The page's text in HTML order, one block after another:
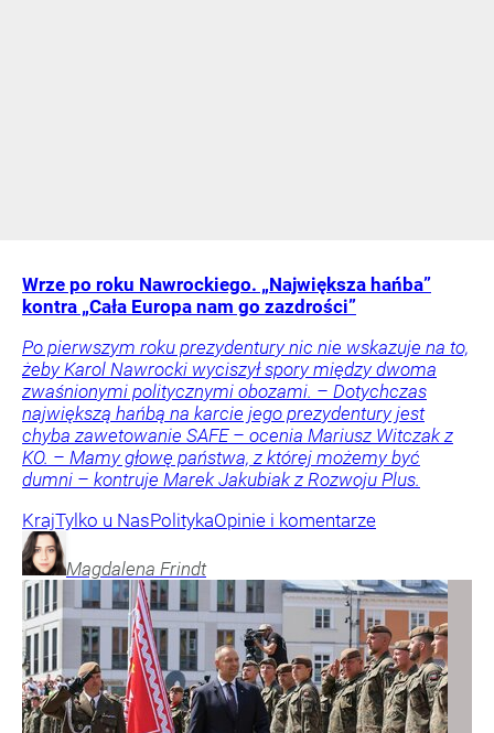
Wrze po roku Nawrockiego. „Największa hańba”
kontra „Cała Europa nam go zazdrości”
Po pierwszym roku prezydentury nic nie wskazuje na to,
żeby Karol Nawrocki wyciszył spory między dwoma
zwaśnionymi politycznymi obozami. – Dotychczas
największą hańbą na karcie jego prezydentury jest
chyba zawetowanie SAFE – ocenia Mariusz Witczak z
KO. – Mamy głowę państwa, z której możemy być
dumni – kontruje Marek Jakubiak z Rozwoju Plus.
KrajTylko u NasPolitykaOpinie i komentarze
Magdalena Frindt